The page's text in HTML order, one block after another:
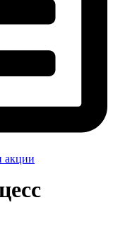
акции